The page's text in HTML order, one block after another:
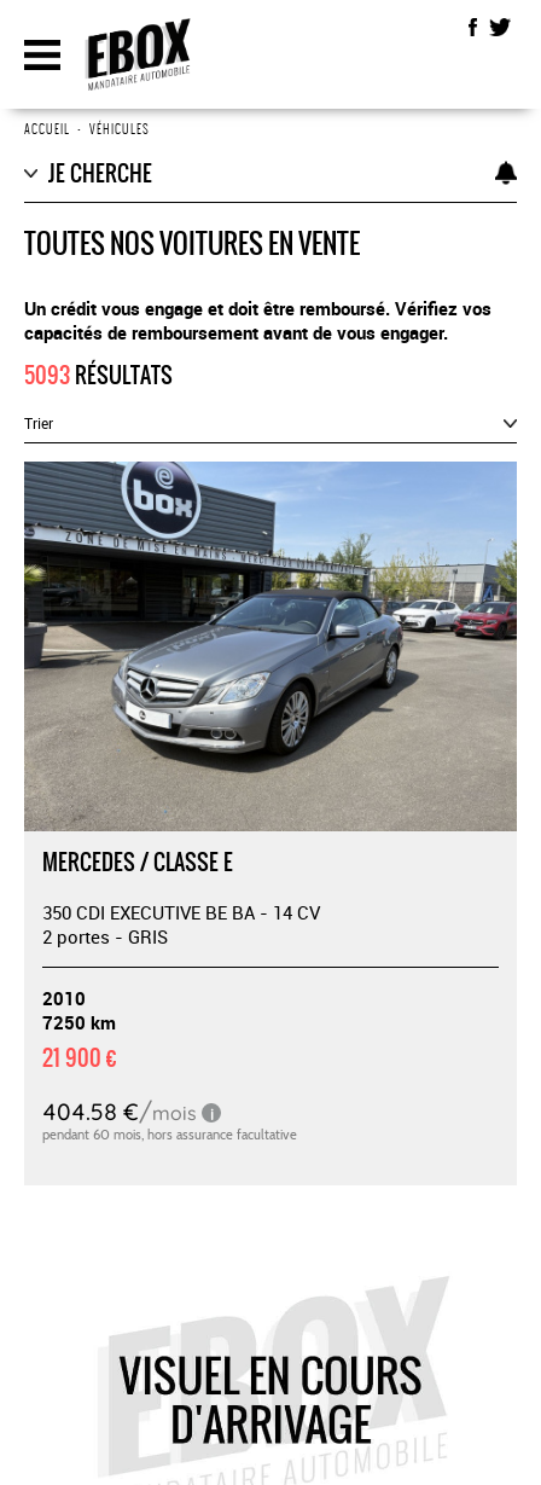
ACCUEIL • VÉHICULES
JE CHERCHE
TOUTES NOS VOITURES EN VENTE
Un crédit vous engage et doit être remboursé. Vérifiez vos
capacités de remboursement avant de vous engager.
5093RÉSULTATS
Trier
MERCEDES / CLASSE E
350 CDI EXECUTIVE BE BA - 14 CV
2 portes - GRIS
2010
7250 km
21 900 €